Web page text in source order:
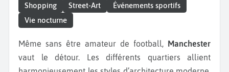
Shopping
Street-Art
Événements sportifs
Vie nocturne
Même sans être amateur de football, Manchester
vaut le détour. Les différents quartiers allient